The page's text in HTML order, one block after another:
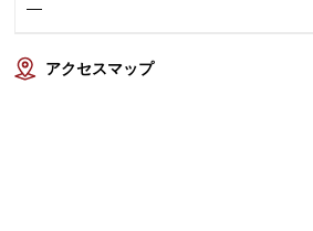
—
アクセスマップ